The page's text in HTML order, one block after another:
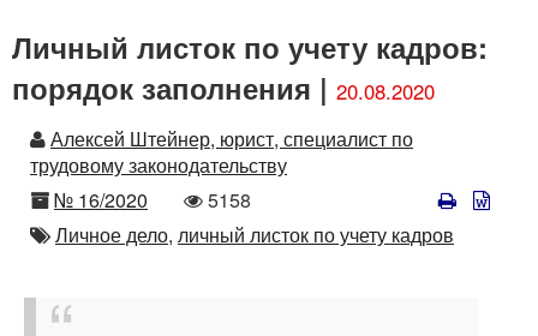
Личный листок по учету кадров:
порядок заполнения | 20.08.2020
Автор
Алексей Штейнер, юрист, специалист по
трудовому законодательству
Номер
№ 16/2020
Количество
просмотров
5158
Автор
Личное дело, личный листок по учету кадров